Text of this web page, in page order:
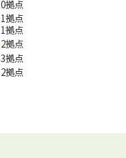
1拠点
2拠点
0拠点
1拠点
3拠点
2拠点